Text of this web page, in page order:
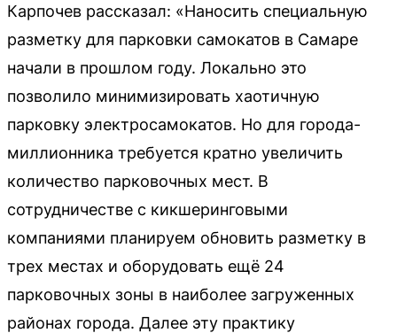
Карпочев рассказал: «Наносить специальную
разметку для парковки самокатов в Самаре
начали в прошлом году. Локально это
позволило минимизировать хаотичную
парковку электросамокатов. Но для города-
миллионника требуется кратно увеличить
количество парковочных мест. В
сотрудничестве с кикшеринговыми
компаниями планируем обновить разметку в
трех местах и оборудовать ещё 24
парковочных зоны в наиболее загруженных
районах города. Далее эту практику